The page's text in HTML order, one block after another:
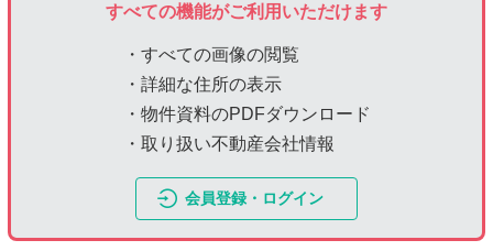
すべての機能がご利用いただけます
・すべての画像の閲覧
・詳細な住所の表示
・物件資料のPDFダウンロード
・取り扱い不動産会社情報
会員登録・ログイン